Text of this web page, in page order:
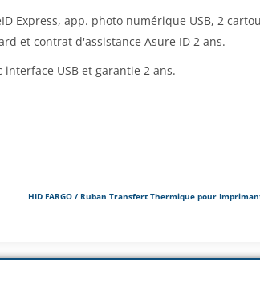
Express, app. photo numérique USB, 2
et contrat d'assistance Asure ID 2 ans.
interface USB et garantie 2 ans.
HID FARGO / Ruban Transfert Thermique pour